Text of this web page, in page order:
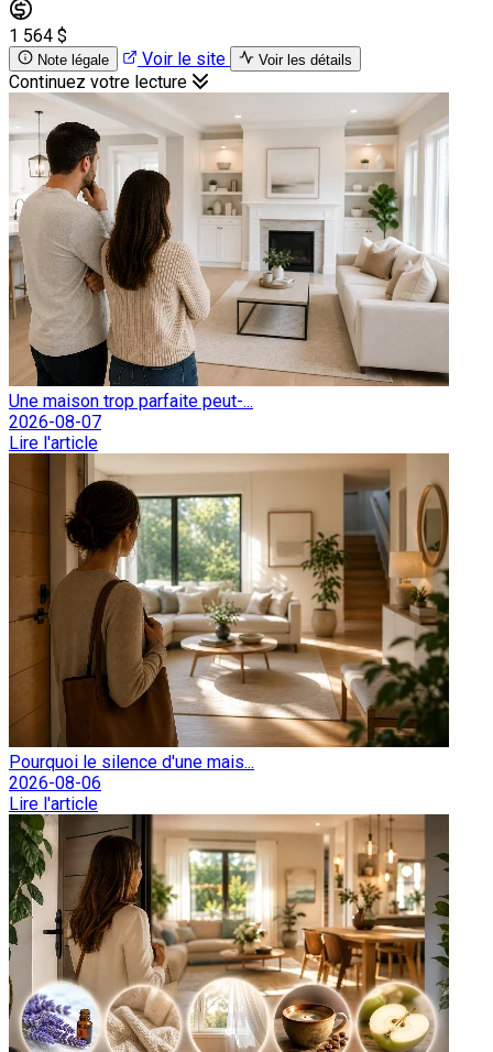
1 564 $
Note légale Voir le site Voir les détails
Continuez votre lecture
Une maison trop parfaite peut-...
2026-08-07
Lire l'article
Pourquoi le silence d'une mais...
2026-08-06
Lire l'article